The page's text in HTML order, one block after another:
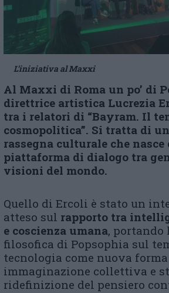
L’iniziativa al Maxxi
Al Maxxi di Roma un po’ di
direttrice artistica Lucrezia
tra i relatori di “Bayram. Il
cosmopolitica”. Si tratta di
rassegna culturale che nasce
piattaforma di dialogo tra
visioni del mondo.
Quello di Ercoli è stato un
atteso sul rapporto tra
e coscienza umana, portando
filosofica di Popsophia sul
tecnologia come nuova
immaginazione collettiva e
ridefinizione del pensiero